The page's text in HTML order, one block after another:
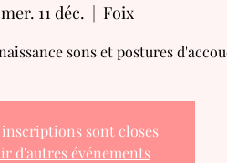
mer. 11 déc.
  |
Foix
sons et postures
inscriptions sont closes
d'autres événements